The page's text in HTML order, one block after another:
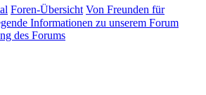
Foren-Übersicht Von Freunden für
Informationen zu unserem Forum
des Forums